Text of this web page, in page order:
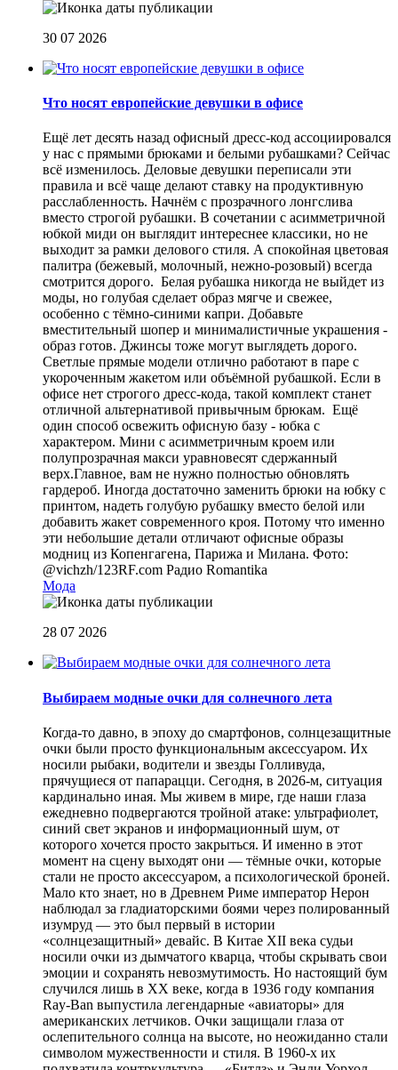
30 07 2026
Что носят европейские девушки в офисе
Ещё лет десять назад офисный дресс-код ассоциировался
у нас с прямыми брюками и белыми рубашками? Сейчас
всё изменилось. Деловые девушки переписали эти
правила и всё чаще делают ставку на продуктивную
расслабленность. Начнём с прозрачного лонгслива
вместо строгой рубашки. В сочетании с асимметричной
юбкой миди он выглядит интереснее классики, но не
выходит за рамки делового стиля. А спокойная цветовая
палитра (бежевый, молочный, нежно-розовый) всегда
смотрится дорого. Белая рубашка никогда не выйдет из
моды, но голубая сделает образ мягче и свежее,
особенно с тёмно-синими капри. Добавьте
вместительный шопер и минималистичные украшения -
образ готов. Джинсы тоже могут выглядеть дорого.
Светлые прямые модели отлично работают в паре с
укороченным жакетом или объёмной рубашкой. Если в
офисе нет строгого дресс-кода, такой комплект станет
отличной альтернативой привычным брюкам. Ещё
один способ освежить офисную базу - юбка с
характером. Мини с асимметричным кроем или
полупрозрачная макси уравновесят сдержанный
верх.Главное, вам не нужно полностью обновлять
гардероб. Иногда достаточно заменить брюки на юбку с
принтом, надеть голубую рубашку вместо белой или
добавить жакет современного кроя. Потому что именно
эти небольшие детали отличают офисные образы
модниц из Копенгагена, Парижа и Милана. Фото:
@vichzh/123RF.com Радио Romantika
Мода
28 07 2026
Выбираем модные очки для солнечного лета
Когда-то давно, в эпоху до смартфонов, солнцезащитные
очки были просто функциональным аксессуаром. Их
носили рыбаки, водители и звезды Голливуда,
прячущиеся от папарацци. Сегодня, в 2026-м, ситуация
кардинально иная. Мы живем в мире, где наши глаза
ежедневно подвергаются тройной атаке: ультрафиолет,
синий свет экранов и информационный шум, от
которого хочется просто закрыться. И именно в этот
момент на сцену выходят они — тёмные очки, которые
стали не просто аксессуаром, а психологической броней.
Мало кто знает, но в Древнем Риме император Нерон
наблюдал за гладиаторскими боями через полированный
изумруд — это был первый в истории
«солнцезащитный» девайс. В Китае XII века судьи
носили очки из дымчатого кварца, чтобы скрывать свои
эмоции и сохранять невозмутимость. Но настоящий бум
случился лишь в XX веке, когда в 1936 году компания
Ray-Ban выпустила легендарные «авиаторы» для
американских летчиков. Очки защищали глаза от
ослепительного солнца на высоте, но неожиданно стали
символом мужественности и стиля. В 1960-х их